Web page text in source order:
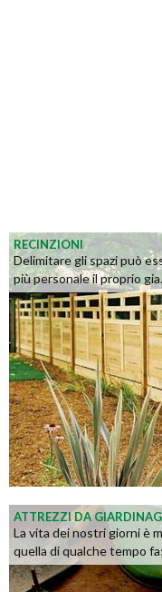
RECINZIONI
Delimitare gli spazi può
più personale il proprio
ATTREZZI DA
La vita dei nostri giorni è
quella di qualche tempo